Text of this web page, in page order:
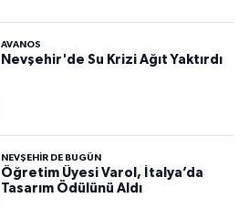
AVANOS
Nevşehir'de Su Krizi Ağıt Yaktırdı
NEVŞEHIR DE BUGÜN
Öğretim Üyesi Varol, İtalya’da
Tasarım Ödülünü Aldı